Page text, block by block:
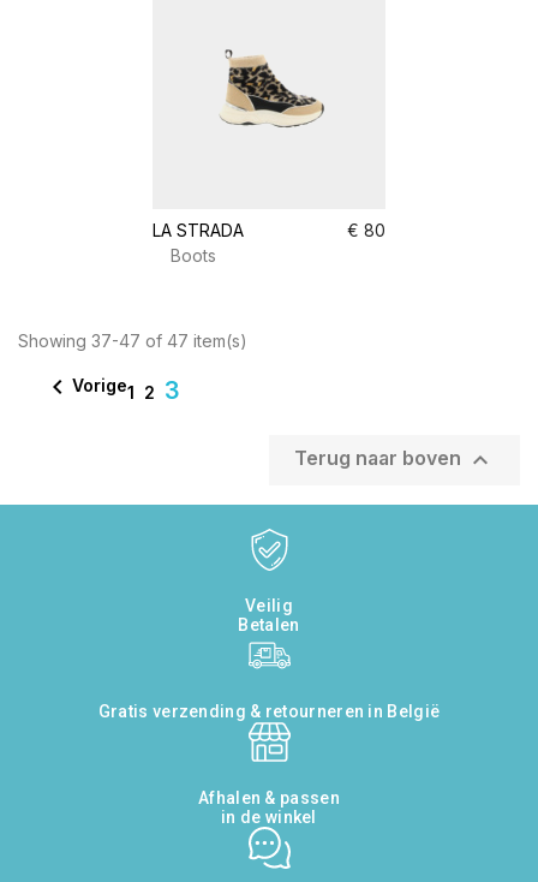
LA STRADA
€ 80
Boots
Showing 37-47 of 47 item(s)
 Vorige1 2 3
Terug naar boven 
Veilig
Betalen
Gratis verzending & retourneren in België
Afhalen & passen
in de winkel